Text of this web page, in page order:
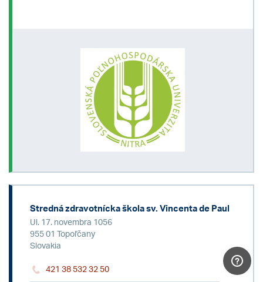
Stredná zdravotnícka škola sv. Vincenta de Paul
Ul. 17. novembra 1056
955 01 Topoľčany
Slovakia
421 38 532 32 50